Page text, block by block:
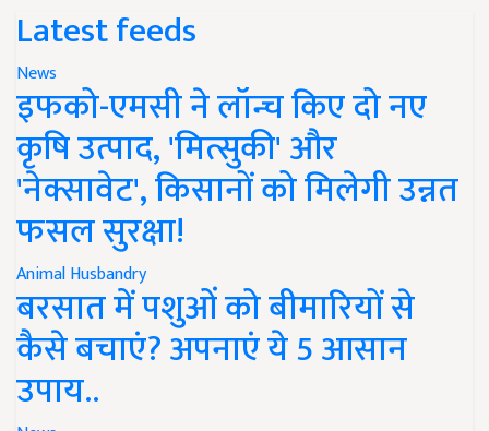
Latest feeds
News
इफको-एमसी ने लॉन्च किए दो नए
कृषि उत्पाद, 'मित्सुकी' और
'नेक्सावेट', किसानों को मिलेगी उन्नत
फसल सुरक्षा!
Animal Husbandry
बरसात में पशुओं को बीमारियों से
कैसे बचाएं? अपनाएं ये 5 आसान
उपाय..